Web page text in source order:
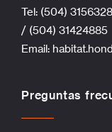
Tel: (504)
/ (504) 31424885
Email:
Preguntas